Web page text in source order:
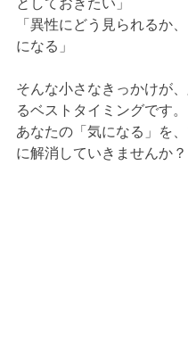
「異性にどう見られるか
になる」
そんな小さなきっかけが
るベストタイミングです。
あなたの「気になる」を
に解消していきませんか